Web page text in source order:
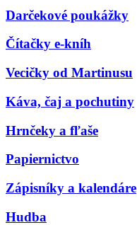
Darčekové poukážky
Čítačky e-kníh
Vecičky od Martinusu
Káva, čaj a pochutiny
Hrnčeky a fľaše
Papiernictvo
Zápisníky a kalendáre
Hudba